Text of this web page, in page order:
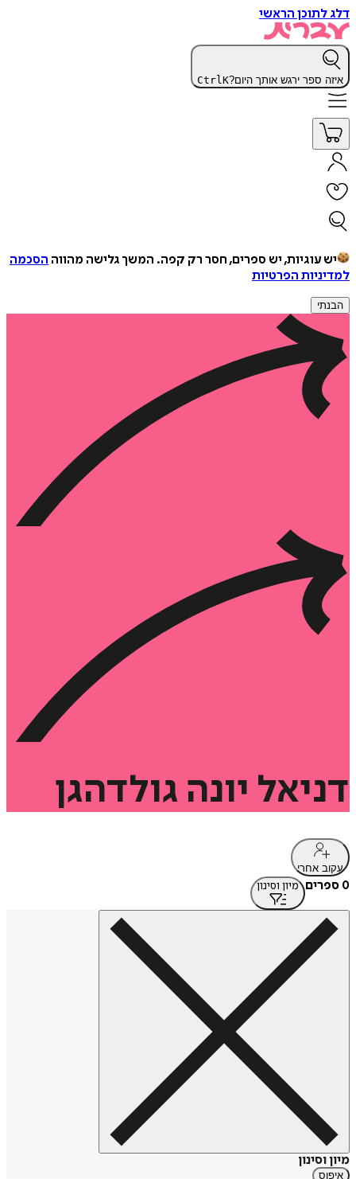
דלג לתוכן הראשי
איזה ספר ירגש אותך היום? CtrlK
יש עוגיות, יש ספרים, חסר רק קפה. המשך גלישה מהווה הסכמה
למדיניות הפרטיות
הבנתי
דניאל יונה גולדהגן
עקוב אחרי
0 ספרים מיון וסינון
מיון וסינון
איפוס